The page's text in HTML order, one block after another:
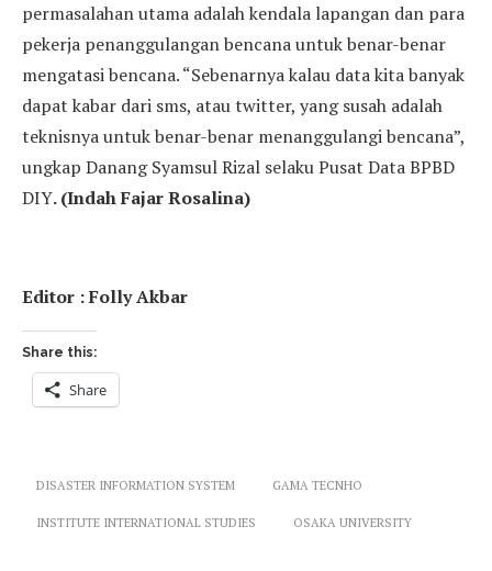
permasalahan utama adalah kendala lapangan dan para
pekerja penanggulangan bencana untuk benar-benar
mengatasi bencana. “Sebenarnya kalau data kita banyak
dapat kabar dari sms, atau twitter, yang susah adalah
teknisnya untuk benar-benar menanggulangi bencana”,
ungkap Danang Syamsul Rizal selaku Pusat Data BPBD
DIY. (Indah Fajar Rosalina)
Editor : Folly Akbar
Share this:
Share
DISASTER INFORMATION SYSTEM GAMA TECNHO
INSTITUTE INTERNATIONAL STUDIES OSAKA UNIVERSITY